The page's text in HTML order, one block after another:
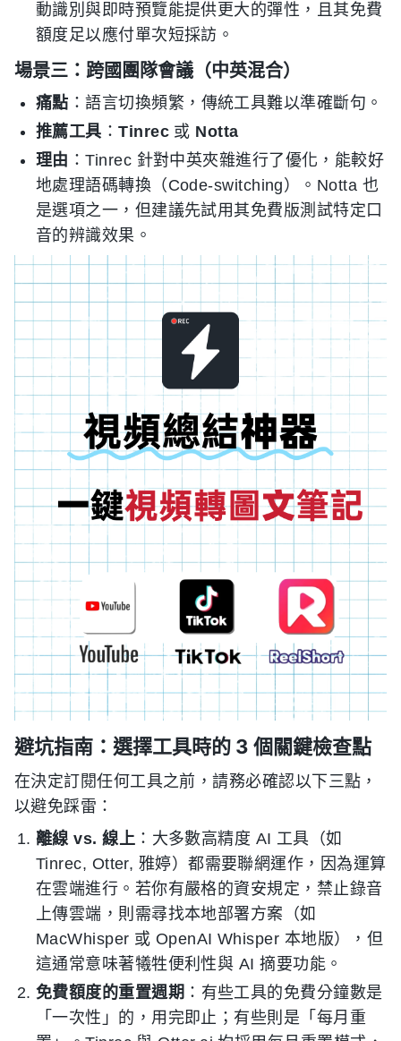
動識別與即時預覽能提供更大的彈性，且其免費
額度足以應付單次短採訪。
場景三：跨國團隊會議（中英混合）
痛點 ：語言切換頻繁，傳統工具難以準確斷句。
推薦工具 ：Tinrec或 Notta
理由 ：Tinrec 針對中英夾雜進行了優化，能較好
地處理語碼轉換（Code-switching）。Notta 也
是選項之一，但建議先試用其免費版測試特定口
音的辨識效果。
避坑指南：選擇工具時的 3 個關鍵檢查點
在決定訂閱任何工具之前，請務必確認以下三點，
以避免踩雷：
離線 vs. 線上 ：大多數高精度 AI 工具（如
Tinrec, Otter, 雅婷）都需要聯網運作，因為運算
在雲端進行。若你有嚴格的資安規定，禁止錄音
上傳雲端，則需尋找本地部署方案（如
MacWhisper 或 OpenAI Whisper 本地版），但
這通常意味著犧牲便利性與 AI 摘要功能。
免費額度的重置週期 ：有些工具的免費分鐘數是
「一次性」的，用完即止；有些則是「每月重